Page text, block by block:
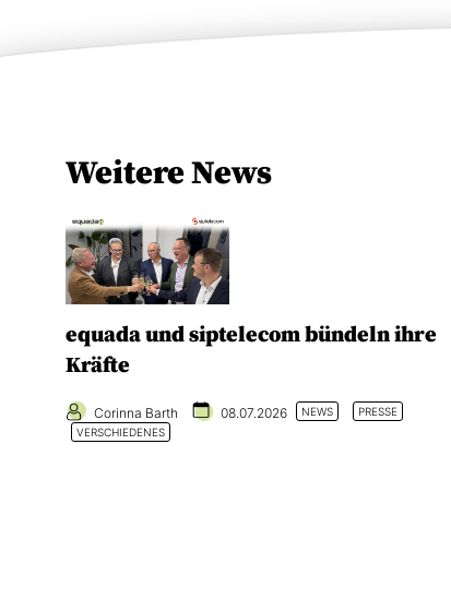
Weitere News
equada und siptelecom bündeln ihre
Kräfte
Corinna Barth 08.07.2026 NEWS
PRESSE
VERSCHIEDENES